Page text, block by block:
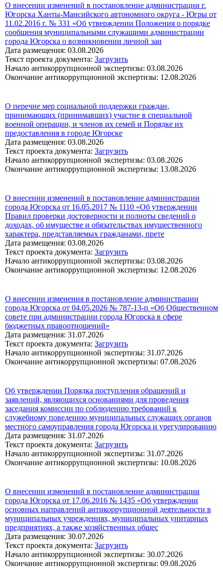
О внесении изменений в постановление администрации г.
Югорска Ханты-Мансийского автономного округа - Югры от
11.02.2016 г. № 331 «Об утверждении Положения о порядке
сообщения муниципальными служащими администрации
города Югорска о возникновении личной заи
Дата размещения: 03.08.2026
Текст проекта документа: Загрузить
Начало антикоррупционной экспертизы: 03.08.2026
Окончание антикоррупционной экспертизы: 12.08.2026
О перечне мер социальной поддержки граждан,
принимающих (принимавших) участие в специальной
военной операции, и членов их семей и Порядке их
предоставления в городе Югорске
Дата размещения: 03.08.2026
Текст проекта документа: Загрузить
Начало антикоррупционной экспертизы: 03.08.2026
Окончание антикоррупционной экспертизы: 13.08.2026
О внесении изменений в постановление администрации
города Югорска от 16.05.2017 № 1110 «Об утверждении
Правил проверки достоверности и полноты сведений о
доходах, об имуществе и обязательствах имущественного
характера, представляемых гражданами, прете
Дата размещения: 03.08.2026
Текст проекта документа: Загрузить
Начало антикоррупционной экспертизы: 03.08.2026
Окончание антикоррупционной экспертизы: 12.08.2026
О внесении изменения в постановление администрации
города Югорска от 04.05.2026 № 787-13-п «Об Общественном
совете при администрации города Югорска в сфере
бюджетных правоотношений»
Дата размещения: 31.07.2026
Текст проекта документа: Загрузить
Начало антикоррупционной экспертизы: 31.07.2026
Окончание антикоррупционной экспертизы: 07.08.2026
Об утверждении Порядка поступления обращений и
заявлений, являющихся основаниями для проведения
заседания комиссии по соблюдению требований к
служебному поведению муниципальных служащих органов
местного самоуправления города Югорска и урегулированию
Дата размещения: 31.07.2026
Текст проекта документа: Загрузить
Начало антикоррупционной экспертизы: 31.07.2026
Окончание антикоррупционной экспертизы: 10.08.2026
О внесении изменений в постановление администрации
города Югорска от 17.06.2016 № 1435 «Об утверждении
основных направлений антикоррупционной деятельности в
муниципальных учреждениях, муниципальных унитарных
предприятиях, а также хозяйственных общес
Дата размещения: 30.07.2026
Текст проекта документа: Загрузить
Начало антикоррупционной экспертизы: 30.07.2026
Окончание антикоррупционной экспертизы: 09.08.2026